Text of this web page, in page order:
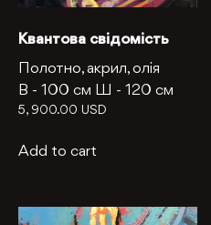
Квантова свідомість
Полотно, акрил, олія
В - 100 см Ш - 120 см
5, 900.00 USD
Add to cart